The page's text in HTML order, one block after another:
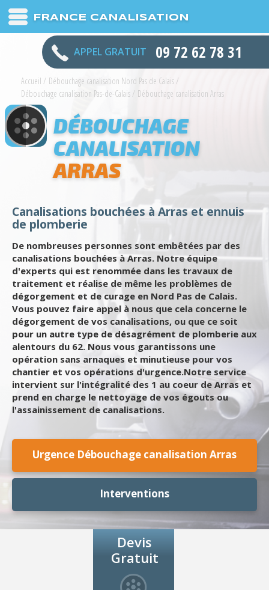
FRANCE CANALISATION
APPEL GRATUIT 09 72 62 78 31
Accueil / Débouchage canalisation Nord Pas de Calais/
Débouchage canalisation Pas-de-Calais/ Débouchage canalisation Arras
DÉBOUCHAGE
CANALISATION
ARRAS
Canalisations bouchées à Arras et ennuis
de plomberie
De nombreuses personnes sont embêtées par des
canalisations bouchées à Arras. Notre équipe
d'experts qui est renommée dans les travaux de
traitement et réalise de même les problèmes de
dégorgement et de curage en Nord Pas de Calais.
Vous pouvez faire appel à nous que cela concerne le
dégorgement de vos canalisations, ou que ce soit
pour un autre type de désagrément de plomberie aux
alentours du 62. Nous vous garantissons une
opération sans arnaques et minutieuse pour vos
chantier et vos opérations d'urgence.Notre service
intervient sur l'intégralité des 1 au coeur de Arras et
prend en charge le nettoyage de vos égouts ou
l'assainissement de canalisations.
Urgence Débouchage canalisation Arras
Interventions
Devis
Gratuit